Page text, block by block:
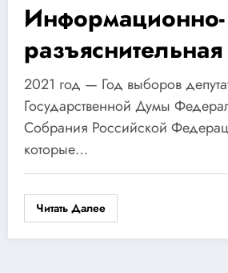
Информационно-
разъяснительная
«Выборы
Государственной
РФ»
2021 год — Год выборов
Государственной Думы
Собрания Российской
которые…
Читать Далее